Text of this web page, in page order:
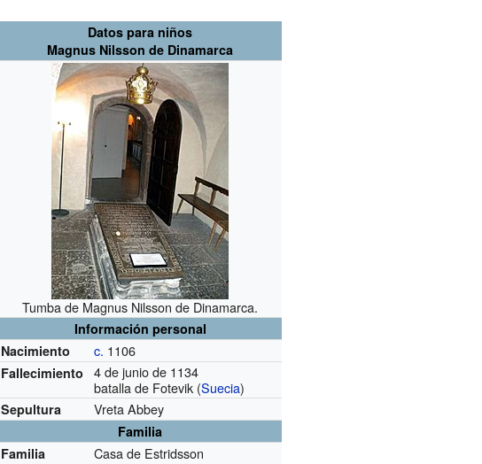
Datos para niños
Magnus Nilsson de Dinamarca
Tumba de Magnus Nilsson de Dinamarca.
Información personal
Nacimiento
c. 1106
Fallecimiento
4 de junio de 1134
batalla de Fotevik (Suecia)
Sepultura Vreta Abbey
Familia
Familia
Casa de Estridsson